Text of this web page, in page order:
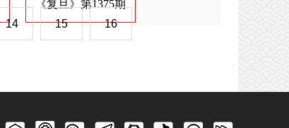
《复旦》第1375期
14 15 16